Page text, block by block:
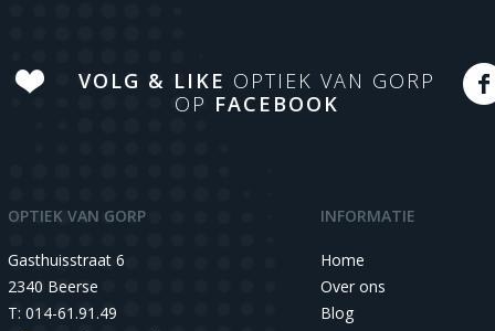
VOLG & LIKE OPTIEK VAN GORP
OP FACEBOOK
OPTIEK VAN GORP
Gasthuisstraat 6
2340 Beerse
T: 014-61.91.49
INFORMATIE
Home
Over ons
Blog